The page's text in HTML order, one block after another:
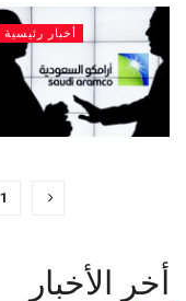
أخبار رئيسية
1
أخر الأخبار